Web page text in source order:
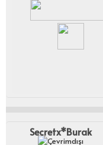
Secretx*Burak